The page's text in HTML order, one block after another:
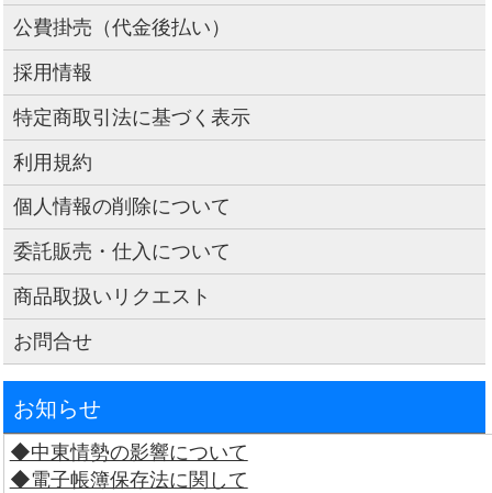
公費掛売（代金後払い）
採用情報
特定商取引法に基づく表示
利用規約
個人情報の削除について
委託販売・仕入について
商品取扱いリクエスト
お問合せ
お知らせ
◆中東情勢の影響について
◆電子帳簿保存法に関して